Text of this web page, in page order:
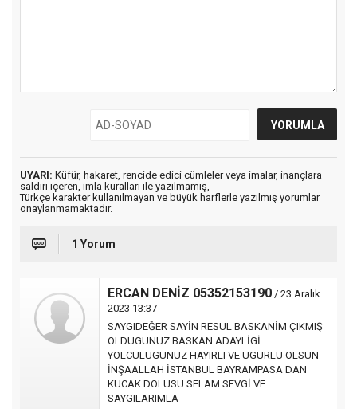
UYARI: Küfür, hakaret, rencide edici cümleler veya imalar, inançlara
saldırı içeren, imla kuralları ile yazılmamış,
Türkçe karakter kullanılmayan ve büyük harflerle yazılmış yorumlar
onaylanmamaktadır.
1 Yorum
ERCAN DENİZ 05352153190 / 23 Aralık
2023 13:37
SAYGIDEĞER SAYİN RESUL BASKANİM ÇIKMIŞ
OLDUGUNUZ BASKAN ADAYLİGİ
YOLCULUGUNUZ HAYIRLI VE UGURLU OLSUN
İNŞAALLAH İSTANBUL BAYRAMPASA DAN
KUCAK DOLUSU SELAM SEVGİ VE
SAYGILARIMLA